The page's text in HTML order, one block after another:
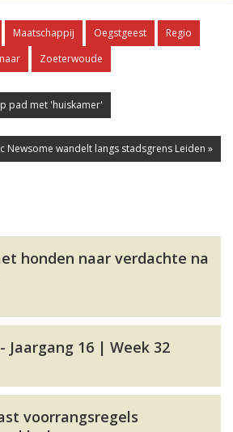
Maatschappij Oegstgeest
Regio
Zoeterwoude
pad met 'huiskamer'
Newsome wandelt langs stadsgrens Leiden »
honden naar verdachte na
Jaargang 16 | Week 32
voorrangsregels